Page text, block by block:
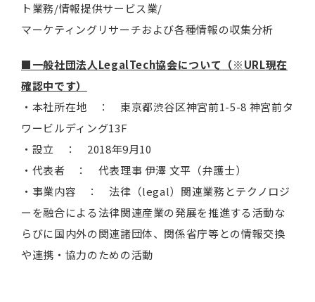
ト業務/情報提供サービス業/
マーケティングリサーチおよび各種情報の収集分析
■一般社団法人LegalTech協会について （※URL現在
確認中です）
・本社所在地 ： 東京都渋谷区神宮前1-5-8 神宮前タ
ワービルディング13F
・設立 ： 2018年9月10
・代表者 ： 代表理事 伊澤 文平（弁護士）
・事業内容 ： 法律（legal）関連業務とテクノロジ
ーを融合による法律関連産業の発展を推進する活動な
らびに国内外の関連諸団体、関係省庁等との情報交換
や連携・協力のための活動